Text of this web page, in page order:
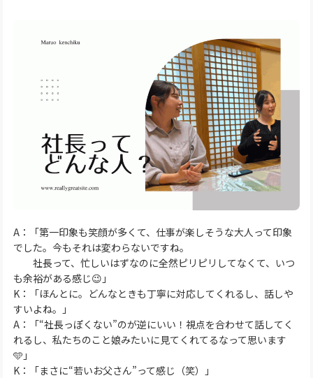
A：「第一印象も笑顔が多くて、仕事が楽しそうな大人って印象
でした。今もそれは変わらないですね。
社長って、忙しいはずなのに全然ピリピリしてなくて、いつ
も余裕がある感じ😉」
K：「ほんとに。どんなときも丁寧に対応してくれるし、話しや
すいよね。」
A：「“社長っぽくない”のが逆にいい！視点を合わせて話してく
れるし、私たちのこと娘みたいに見てくれてるなって思います
🩵」
K：「まさに“若いお父さん”って感じ（笑）」